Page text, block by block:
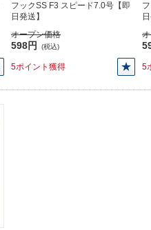
フックSS F3 スピード7.0号【即
日発送】
オープン価格
598円 (税込)
5ポイント獲得 5